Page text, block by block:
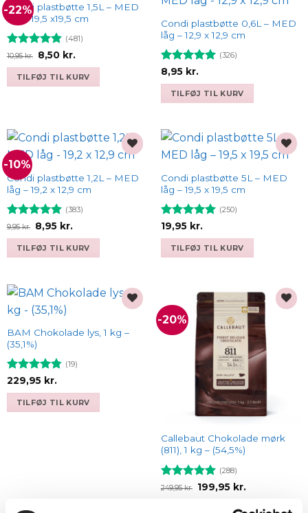
-22%
Add to
Condi plastbøtte 1,5L – MED
låg – 19,5 x19,5 cm
Vurderet
4.9ud af
(481)
10,95kr.
Den
oprindelige
pris
var:
10,95 kr..
8,50 kr.Den
pris
er:
8,50 kr..
TILFØJ TIL KURV
wishlist
Condi plastbøtte 0,6L – MED
låg – 12,9 x 12,9 cm
Vurderet
4.93ud af
(326)
8,95 kr.
TILFØJ TIL KURV
-10%
wishlist
Condi plastbøtte 1,2L – MED
låg – 19,2 x 12,9 cm
Vurderet
4.93ud af
(383)
9,95kr.
Den
oprindelige
pris
var:
9,95 kr..
8,95 kr.Den
pris
er:
8,95 kr..
TILFØJ TIL KURV
wishlist
Condi plastbøtte 5L – MED
låg – 19,5 x 19,5 cm
Vurderet
4.93ud af
(250)
19,95 kr.
TILFØJ TIL KURV
wishlist
BAM Chokolade lys, 1 kg –
(35,1%)
Vurderet
4.79ud af
(19)
229,95 kr.
TILFØJ TIL KURV
-20%
wishlist
Callebaut Chokolade mørk
(811), 1 kg – (54,5%)
Vurderet
(288)
249,95kr.
Den
oprindelige
199,95 kr.Den
TILFØJ TIL KURV